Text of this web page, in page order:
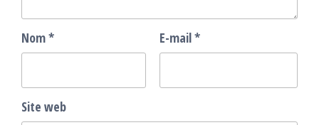
Nom* E-mail*
Site web